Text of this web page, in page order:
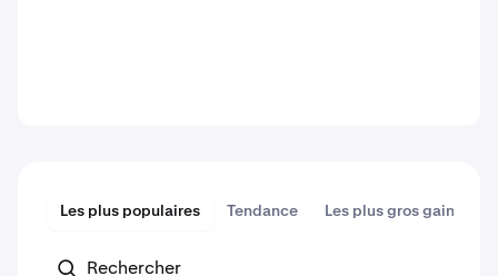
Les plus populaires Tendance Les plus gros gains